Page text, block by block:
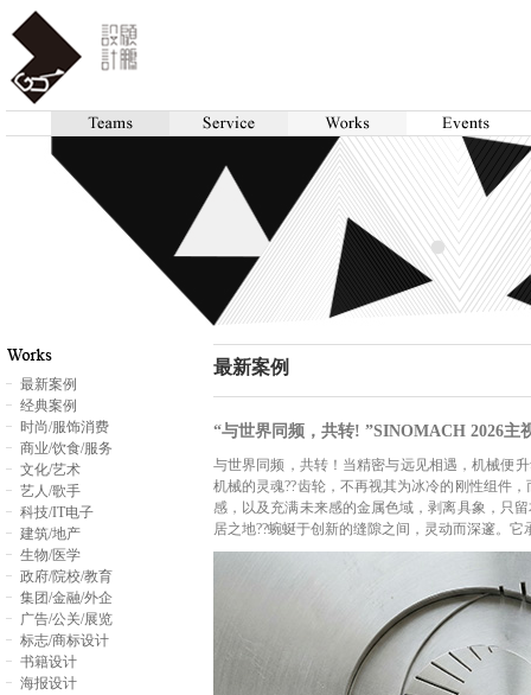
最新案例
经典案例
时尚/服饰消费
商业/饮食/服务
文化/艺术
艺人/歌手
科技/IT电子
建筑/地产
生物/医学
政府/院校/教育
集团/金融/外企
广告/公关/展览
标志/商标设计
书籍设计
海报设计
最新案例
“与世界同频，共转! ”SINOMACH 2026主
与世界同频，共转！当精密与远见相遇，机械便
机械的灵魂??齿轮，不再视其为冰冷的刚性组件
感，以及充满未来感的金属色域，剥离具象，只
居之地??蜿蜒于创新的缝隙之间，灵动而深邃。